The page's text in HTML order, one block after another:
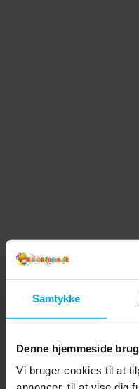
Samtykke
Denne hjemmeside
Vi bruger cookies til at